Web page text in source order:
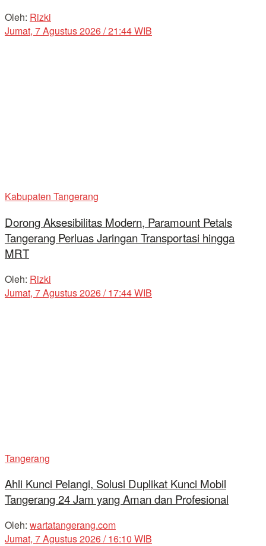
Oleh: Rizki
Jumat, 7 Agustus 2026 / 21:44 WIB
Kabupaten Tangerang
Dorong Aksesibilitas Modern, Paramount Petals
Tangerang Perluas Jaringan Transportasi hingga
MRT
Oleh: Rizki
Jumat, 7 Agustus 2026 / 17:44 WIB
Tangerang
Ahli Kunci Pelangi, Solusi Duplikat Kunci Mobil
Tangerang 24 Jam yang Aman dan Profesional
Oleh: wartatangerang.com
Jumat, 7 Agustus 2026 / 16:10 WIB